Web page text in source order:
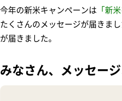
今年の新米キャンペーンは 「新
たくさんのメッセージが届きま
が届きました。
みなさん、メッセー